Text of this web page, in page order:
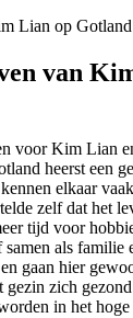
Lian op Gotland
van
voor Kim Lian
heerst een
elkaar
zelf dat het
tijd voor
als familie
gaan hier
gezin zich
in het